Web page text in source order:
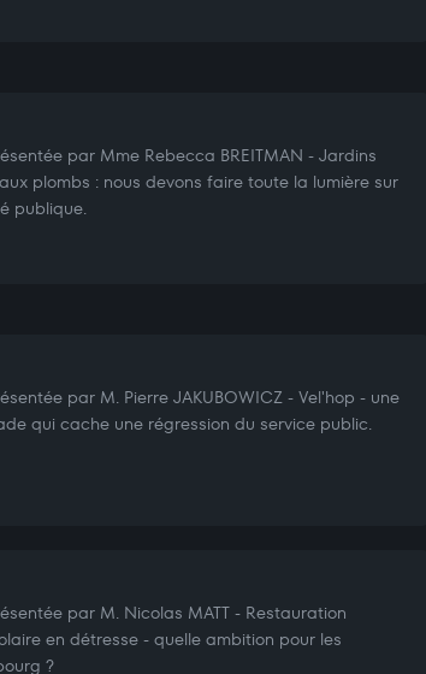
par Mme Rebecca BREITMAN - Jardins
plombs : nous devons faire toute la lumière sur
publique.
par M. Pierre JAKUBOWICZ - Vel'hop - une
qui cache une régression du service public.
par M. Nicolas MATT - Restauration
en détresse - quelle ambition pour les
?